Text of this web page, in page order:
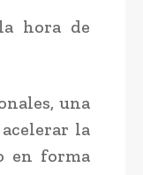
hora de
una
la
en forma